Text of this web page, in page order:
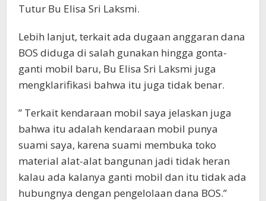
Tutur Bu Elisa Sri Laksmi.
Lebih lanjut, terkait ada dugaan anggaran dana
BOS diduga di salah gunakan hingga gonta-
ganti mobil baru, Bu Elisa Sri Laksmi juga
mengklarifikasi bahwa itu juga tidak benar.
” Terkait kendaraan mobil saya jelaskan juga
bahwa itu adalah kendaraan mobil punya
suami saya, karena suami membuka toko
material alat-alat bangunan jadi tidak heran
kalau ada kalanya ganti mobil dan itu tidak ada
hubungnya dengan pengelolaan dana BOS.”